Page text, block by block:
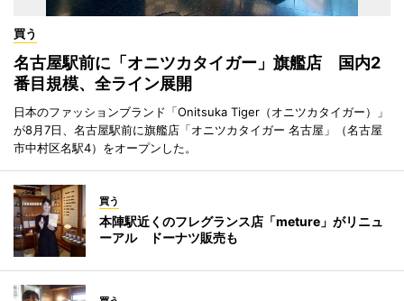
買う
名古屋駅前に「オニツカタイガー」旗艦店 国内2
番目規模、全ライン展開
日本のファッションブランド「Onitsuka Tiger（オニツカタイガー）」
が8月7日、名古屋駅前に旗艦店「オニツカタイガー 名古屋」（名古屋
市中村区名駅4）をオープンした。
買う
本陣駅近くのフレグランス店「meture」がリニュ
ーアル ドーナツ販売も